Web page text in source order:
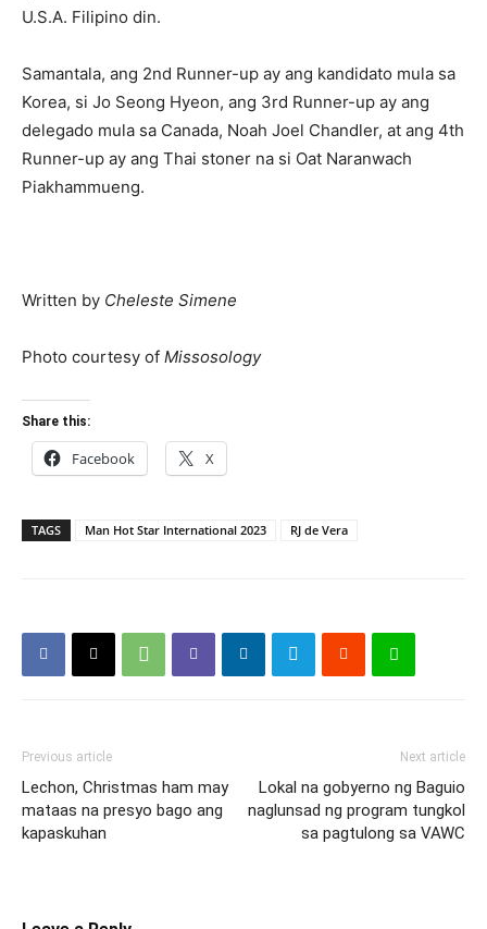
U.S.A. Filipino din.
Samantala, ang 2nd Runner-up ay ang kandidato mula sa
Korea, si Jo Seong Hyeon, ang 3rd Runner-up ay ang
delegado mula sa Canada, Noah Joel Chandler, at ang 4th
Runner-up ay ang Thai stoner na si Oat Naranwach
Piakhammueng.
Written by Cheleste Simene
Photo courtesy of Missosology
Share this:
Facebook X
TAGS Man Hot Star International 2023 RJ de Vera
Previous article
Lechon, Christmas ham may
mataas na presyo bago ang
kapaskuhan
Next article
Lokal na gobyerno ng Baguio
naglunsad ng program tungkol
sa pagtulong sa VAWC